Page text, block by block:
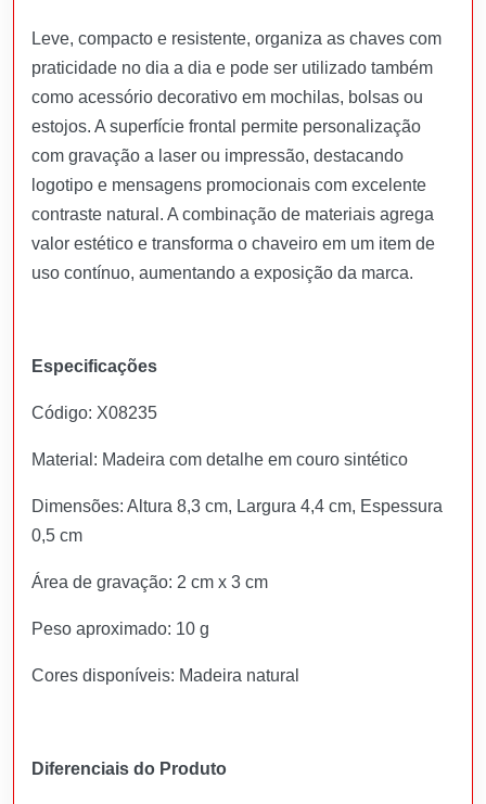
Leve, compacto e resistente, organiza as chaves com
praticidade no dia a dia e pode ser utilizado também
como acessório decorativo em mochilas, bolsas ou
estojos. A superfície frontal permite personalização
com gravação a laser ou impressão, destacando
logotipo e mensagens promocionais com excelente
contraste natural. A combinação de materiais agrega
valor estético e transforma o chaveiro em um item de
uso contínuo, aumentando a exposição da marca.
Especificações
Código: X08235
Material: Madeira com detalhe em couro sintético
Dimensões: Altura 8,3 cm, Largura 4,4 cm, Espessura
0,5 cm
Área de gravação: 2 cm x 3 cm
Peso aproximado: 10 g
Cores disponíveis: Madeira natural
Diferenciais do Produto